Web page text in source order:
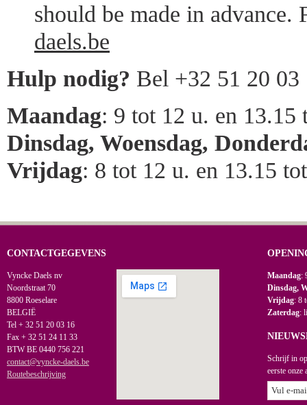
should be made in advance.
daels.be
Hulp nodig? Bel +32 51 20 03
Maandag: 9 tot 12 u. en 13.15
Dinsdag, Woensdag,
Vrijdag: 8 tot 12 u. en 13.15
CONTACTGEGEVENS
Vyncke Daels nv
Noordstraat 70
8800 Roeselare
BELGIË
Tel + 32 51 20 03 16
Fax + 32 51 24 11 33
BTW BE 0440 756 221
contact@vyncke-daels.be
Routebeschrijving
Maandag:
Dinsdag,
Vrijdag: 8
Zaterdag:
Schrijf in
eerste onze